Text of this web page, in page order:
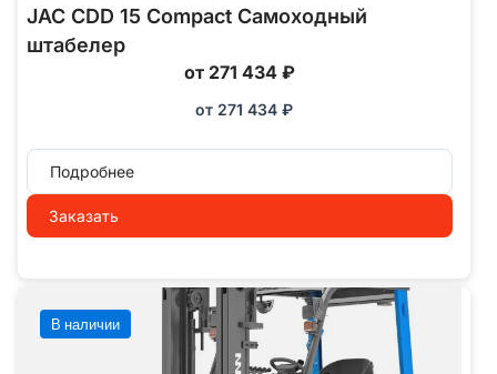
JAC CDD 15 Compact Самоходный
штабелер
от 271 434 ₽
от 271 434 ₽
Подробнее
Заказать
В наличии